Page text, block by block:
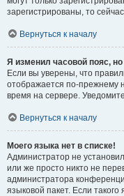
зарегистрированы, то
Вернуться к началу
Я изменил часовой пояс,
Если вы уверены, что
отображается по-прежнему
время на сервере.
Вернуться к началу
Моего языка нет в списке!
Администратор не
или же просто никто не
администратора
языковой пакет. Если